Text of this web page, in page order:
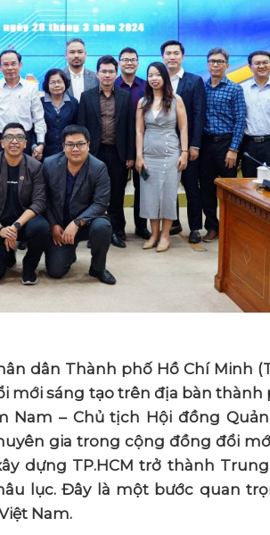
dân Thành phố Hồ Chí Minh
sáng tạo trên địa bàn thành
Nam – Chủ tịch Hội đồng
gia trong cộng đồng đổi
dựng TP.HCM trở thành
lục. Đây là một bước quan
Nam.